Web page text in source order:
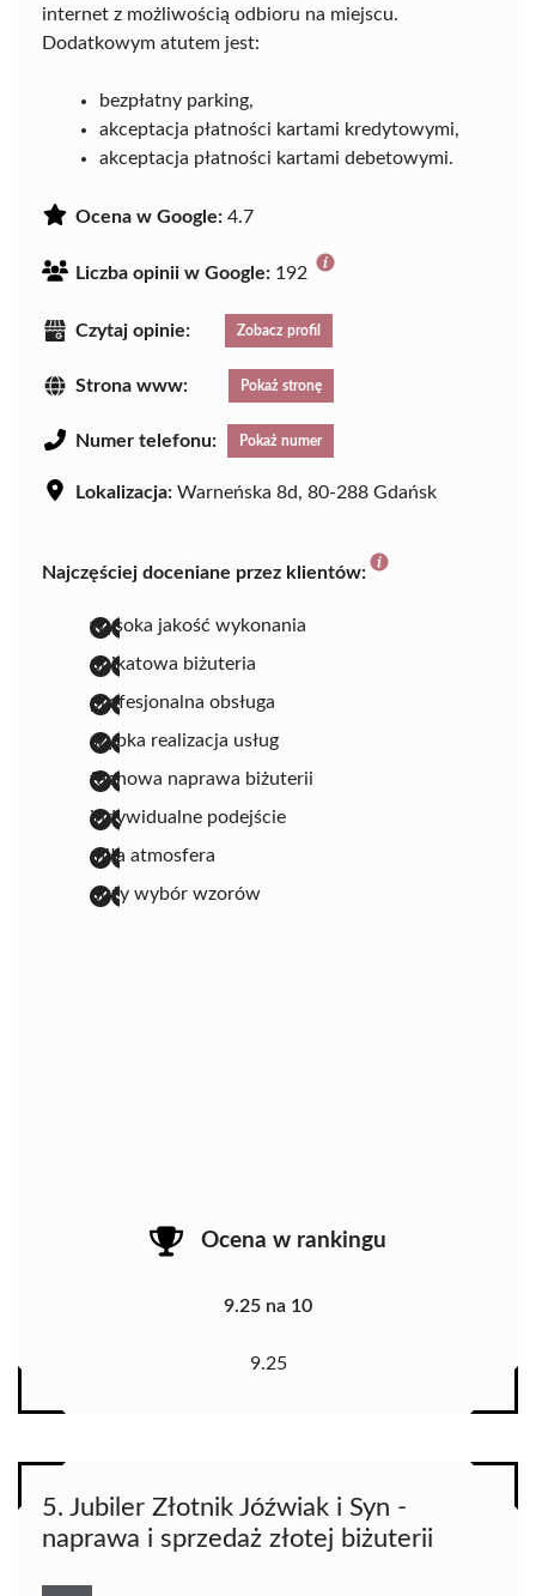
internet z możliwością odbioru na miejscu.
Dodatkowym atutem jest:
bezpłatny parking,
akceptacja płatności kartami kredytowymi,
akceptacja płatności kartami debetowymi.
Ocena w Google: 4.7
Liczba opinii w Google: 192
Czytaj opinie: Zobacz profil
Strona www: Pokaż stronę
Numer telefonu: Pokaż numer
Lokalizacja: Warneńska 8d, 80-288 Gdańsk
Najczęściej doceniane przez klientów:
wysoka jakość wykonania
unikatowa biżuteria
profesjonalna obsługa
szybka realizacja usług
fachowa naprawa biżuterii
indywidualne podejście
miła atmosfera
duży wybór wzorów
Ocena w rankingu
9.25 na 10
9.25
5. Jubiler Złotnik Jóźwiak i Syn -
naprawa i sprzedaż złotej biżuterii